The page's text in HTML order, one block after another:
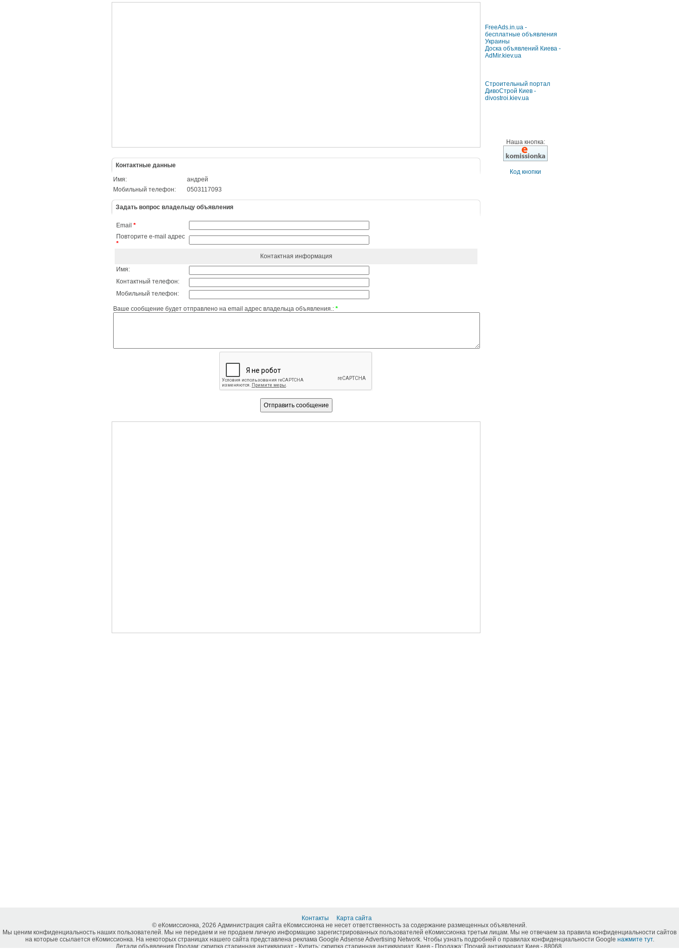
Контактные данные
Имя:
андрей
Мобильный телефон:
0503117093
Задать вопрос владельцу объявления
Email *
Повторите e-mail адрес
*
Контактная информация
Имя:
Контактный телефон:
Мобильный телефон:
Ваше сообщение будет отправлено на email адрес владельца объявления.: *
FreeAds.in.ua -
бесплатные объявления
Украины
Доска объявлений Киева -
AdMir.kiev.ua
Строительный портал
ДивоСтрой Киев -
divostroi.kiev.ua
Наша кнопка:
Код кнопки
Контакты
Карта сайта
© еКомиссионка, 2026 Администрация сайта еКомиссионка не несет ответственность за содержание размещенных объявлений.
Мы ценим конфиденциальность наших пользователей. Мы не передаем и не продаем личную информацию зарегистрированных пользователей еКомиссионка третьм лицам. Мы не отвечаем за правила конфиденциальности сайтов
на которые ссылается еКомиссионка. На некоторых страницах нашего сайта представлена реклама Google Adsense Advertising Network. Чтобы узнать подробней о правилах конфиденциальности Google нажмите тут.
Детали объявления Продам: скрипка старинная антиквариат - Купить: скрипка старинная антиквариат, Киев - Продажа: Прочий антиквариат Киев - 88068.